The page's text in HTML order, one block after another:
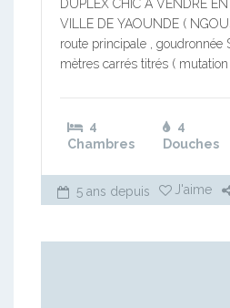
DUPLEX CHIC A VENDRE
VILLE DE YAOUNDE (
route principale , goudronnée
mètres carrés titrés ( mutation
4
Chambres
4
Douches
5 ans depuis J'aime